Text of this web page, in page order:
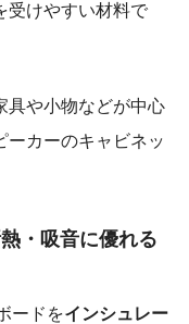
受けやすい材料で
具や小物などが中心
ーカーのキャビネッ
・吸音に優れる
ードをインシュレー